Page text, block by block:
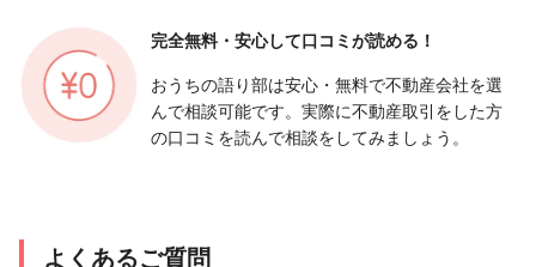
完全無料・安心して口コミが読める！
おうちの語り部は安心・無料で不動産会社を選
んで相談可能です。実際に不動産取引をした方
の口コミを読んで相談をしてみましょう。
よくあるご質問